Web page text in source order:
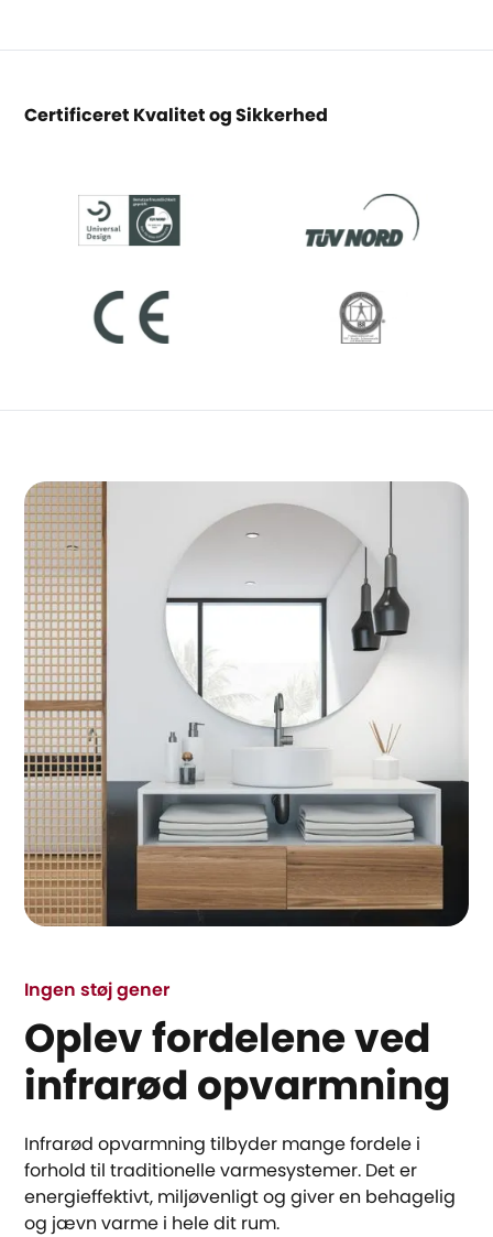
Certificeret Kvalitet og Sikkerhed
Ingen støj gener
Oplev fordelene ved
infrarød opvarmning
Infrarød opvarmning tilbyder mange fordele i
forhold til traditionelle varmesystemer. Det er
energieffektivt, miljøvenligt og giver en behagelig
og jævn varme i hele dit rum.